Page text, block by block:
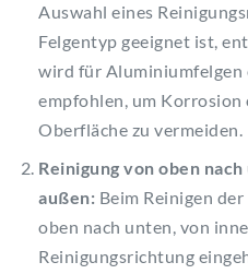
Auswahl eines
Felgentyp geeignet ist,
wird für
empfohlen, um Korrosion
Oberfläche zu vermeiden.
Reinigung von oben
außen: Beim Reinigen
oben nach unten, von
Reinigungsrichtung